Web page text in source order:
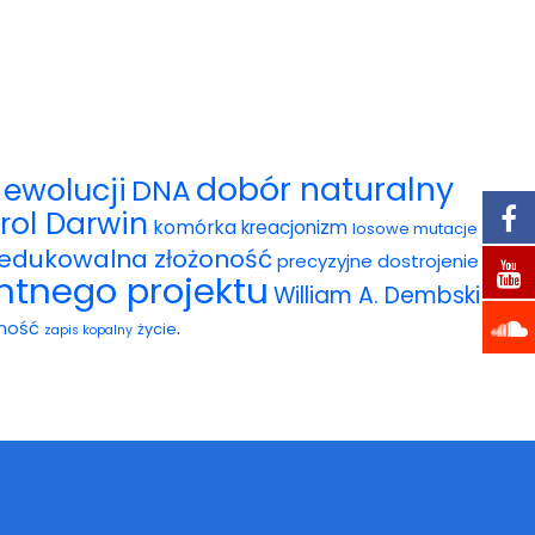
DNAdobór naturalny
Darwin komórkakreacjonizm losowe mutacje
złożonośćprecyzyjne dostrojenie
projektu William A. Dembski
zapis kopalny życie.